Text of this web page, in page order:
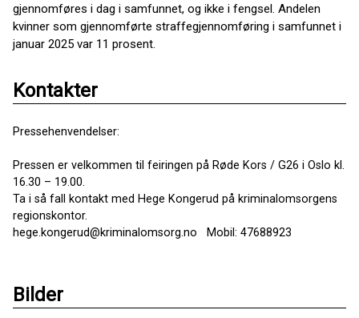
gjennomføres i dag i samfunnet, og ikke i fengsel. Andelen
kvinner som gjennomførte straffegjennomføring i samfunnet i
januar 2025 var 11 prosent.
Kontakter
Pressehenvendelser:
Pressen er velkommen til feiringen på Røde Kors / G26 i Oslo kl.
16.30 – 19.00.
Ta i så fall kontakt med Hege Kongerud på kriminalomsorgens
regionskontor.
hege.kongerud@kriminalomsorg.no Mobil: 47688923
Bilder